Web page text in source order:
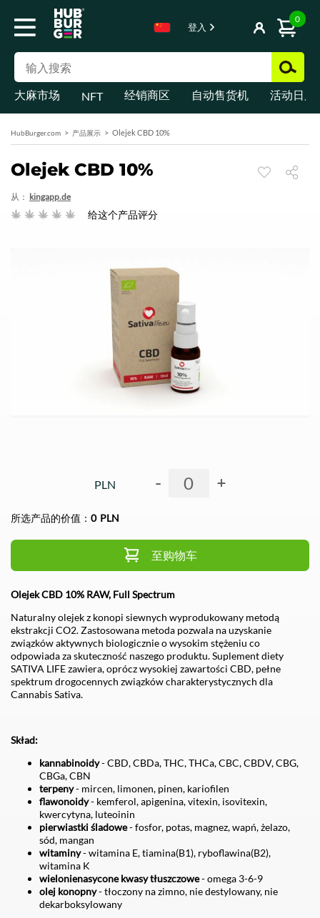
登入
0
大麻市场 NFT 经销商区 自动售货机 活动日历
HubBurger.com 产品展示 Olejek CBD 10%
Olejek CBD 10%
从： kingapp.de
给这个产品评分
PLN - +
所选产品的价值： 0 PLN
至购物车
Olejek CBD 10% RAW, Full Spectrum
Naturalny olejek z konopi siewnych wyprodukowany metodą
ekstrakcji CO2. Zastosowana metoda pozwala na uzyskanie
związków aktywnych biologicznie o wysokim stężeniu co
odpowiada za skuteczność naszego produktu. Suplement diety
SATIVA LIFE zawiera, oprócz wysokiej zawartości CBD, pełne
spektrum drogocennych związków charakterystycznych dla
Cannabis Sativa.
Skład:
kannabinoidy- CBD, CBDa, THC, THCa, CBC, CBDV, CBG,
CBGa, CBN
terpeny- mircen, limonen, pinen, kariofilen
flawonoidy- kemferol, apigenina, vitexin, isovitexin,
kwercytyna, luteoinin
pierwiastki śladowe- fosfor, potas, magnez, wapń, żelazo,
sód, mangan
witaminy- witamina E, tiamina(B1), ryboflawina(B2),
witamina K
wielonienasycone kwasy tłuszczowe- omega 3-6-9
olej konopny- tłoczony na zimno, nie destylowany, nie
dekarboksylowany